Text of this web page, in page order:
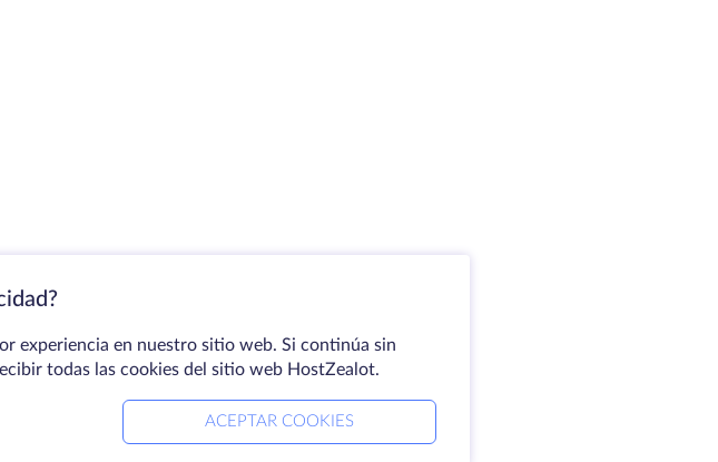
experiencia en nuestro sitio web. Si continúa sin
todas las cookies del sitio web HostZealot.
ACEPTAR COOKIES